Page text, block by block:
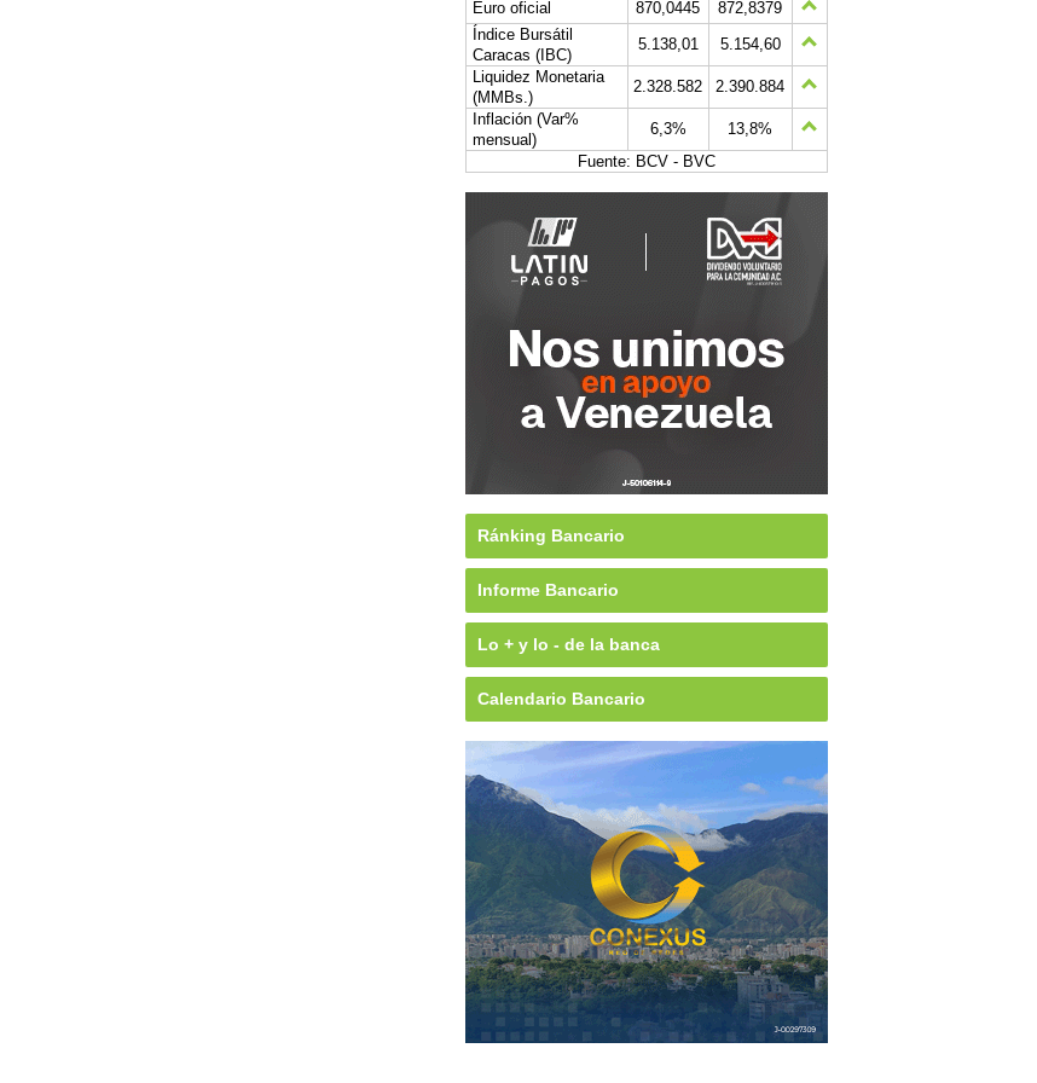
Euro oficial 870,0445
872,8379
Índice Bursátil
Caracas (IBC)
5.138,01
5.154,60
Liquidez Monetaria
(MMBs.)
2.328.582
2.390.884
Inflación (Var%
mensual)
6,3%
13,8%
Fuente: BCV - BVC
Ránking Bancario
Informe Bancario
Lo + y lo - de la banca
Calendario Bancario